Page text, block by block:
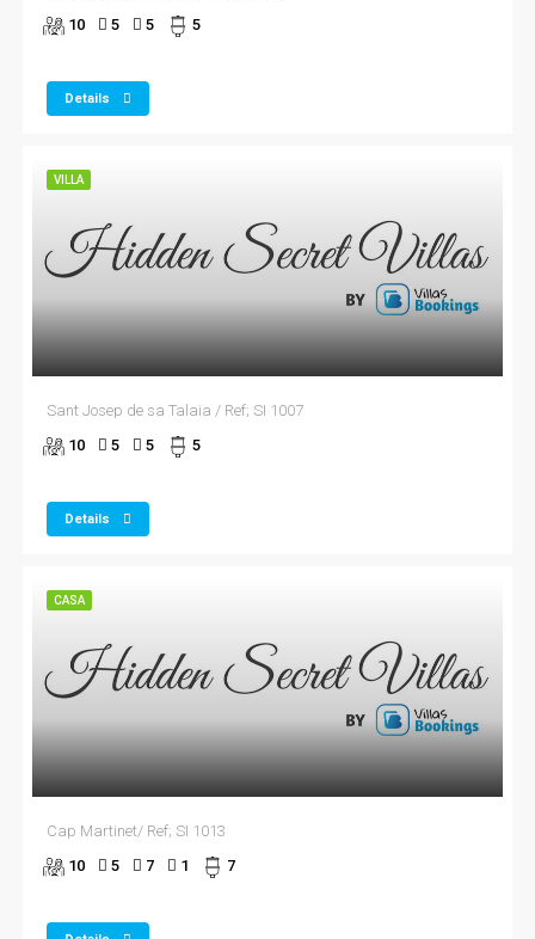
10
5 5 5
Details
VILLA
Sant Josep de sa Talaia / Ref; SI 1007
10
5 5 5
Details
CASA
Cap Martinet/ Ref; SI 1013
10
5 7 1 7